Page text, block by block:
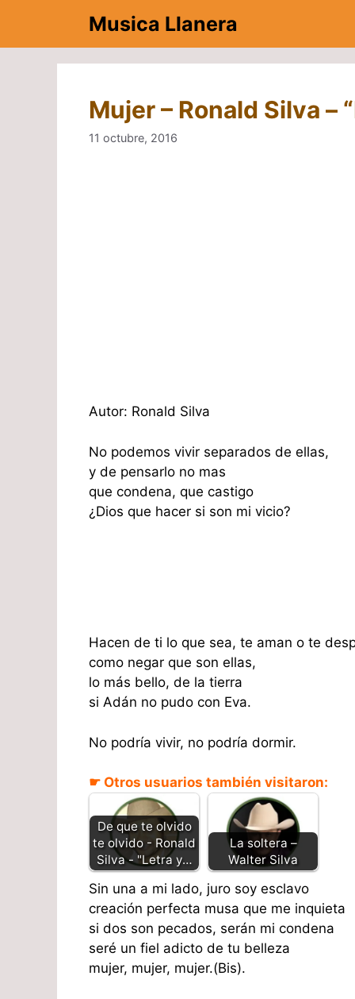
contenido
Musica Llanera
Mujer – Ronald Silva –
11 octubre, 2016
Autor: Ronald Silva
No podemos vivir separados de ellas,
y de pensarlo no mas
que condena, que castigo
¿Dios que hacer si son mi vicio?
Hacen de ti lo que sea, te aman o te
como negar que son ellas,
lo más bello, de la tierra
si Adán no pudo con Eva.
No podría vivir, no podría dormir.
☛ Otros usuarios también visitaron:
De que te olvido
te olvido - Ronald
Silva - "Letra y…
La soltera –
Walter Silva
Sin una a mi lado, juro soy esclavo
creación perfecta musa que me inquieta
si dos son pecados, serán mi condena
seré un fiel adicto de tu belleza
mujer, mujer, mujer.(Bis).